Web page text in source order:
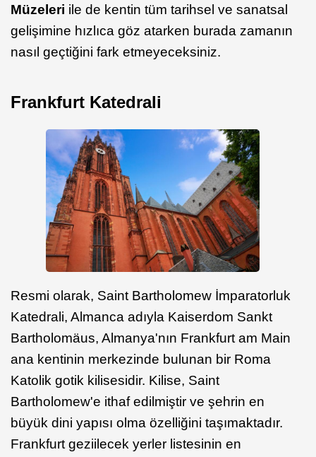
Müzeleri ile de kentin tüm tarihsel ve sanatsal
gelişimine hızlıca göz atarken burada zamanın
nasıl geçtiğini fark etmeyeceksiniz.
Frankfurt Katedrali
Resmi olarak, Saint Bartholomew İmparatorluk
Katedrali, Almanca adıyla Kaiserdom Sankt
Bartholomäus, Almanya'nın Frankfurt am Main
ana kentinin merkezinde bulunan bir Roma
Katolik gotik kilisesidir. Kilise, Saint
Bartholomew'e ithaf edilmiştir ve şehrin en
büyük dini yapısı olma özelliğini taşımaktadır.
Frankfurt geziilecek yerler listesinin en